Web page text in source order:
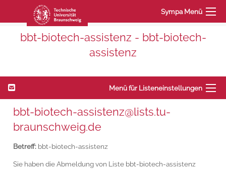
Sympa Menü
bbt-biotech-assistenz - bbt-biotech-
assistenz
Menü für Listeneinstellungen
bbt-biotech-assistenz@lists.tu-
braunschweig.de
Betreff: bbt-biotech-assistenz
Sie haben die Abmeldung von Liste bbt-biotech-assistenz